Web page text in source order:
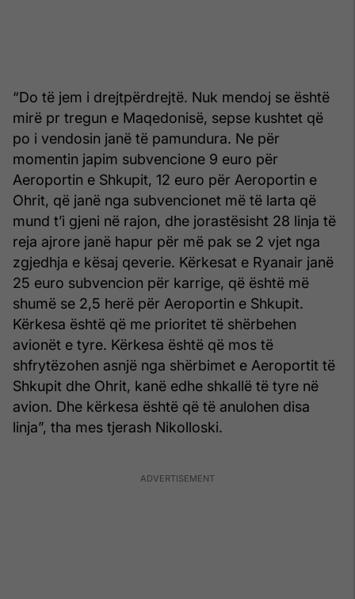
“Do të jem i drejtpërdrejtë. Nuk mendoj se është
mirë pr tregun e Maqedonisë, sepse kushtet që
po i vendosin janë të pamundura. Ne për
momentin japim subvencione 9 euro për
Aeroportin e Shkupit, 12 euro për Aeroportin e
Ohrit, që janë nga subvencionet më të larta që
mund t’i gjeni në rajon, dhe jorastësisht 28 linja të
reja ajrore janë hapur për më pak se 2 vjet nga
zgjedhja e kësaj qeverie. Kërkesat e Ryanair janë
25 euro subvencion për karrige, që është më
shumë se 2,5 herë për Aeroportin e Shkupit.
Kërkesa është që me prioritet të shërbehen
avionët e tyre. Kërkesa është që mos të
shfrytëzohen asnjë nga shërbimet e Aeroportit të
Shkupit dhe Ohrit, kanë edhe shkallë të tyre në
avion. Dhe kërkesa është që të anulohen disa
linja”, tha mes tjerash Nikolloski.